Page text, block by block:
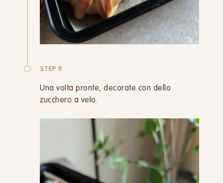
STEP 9
Una volta pronte, decorate con dello
zucchero a velo.